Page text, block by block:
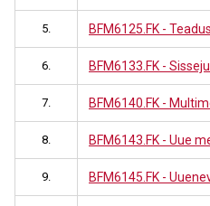
5. BFM6125.FK -
6. BFM6133.FK -
7. BFM6140.FK -
8. BFM6143.FK - Uue
9. BFM6145.FK -